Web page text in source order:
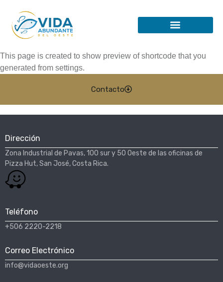
This page is created to show preview of shortcode that you
generated from settings.
Contacto
Dirección
Zona Industrial de Pavas, 100 sur y 50 Oeste de las oficinas de
Pizza Hut, San José, Costa Rica.​
Teléfono
+506 2220-2218
Correo Electrónico
info@vidaoeste.org